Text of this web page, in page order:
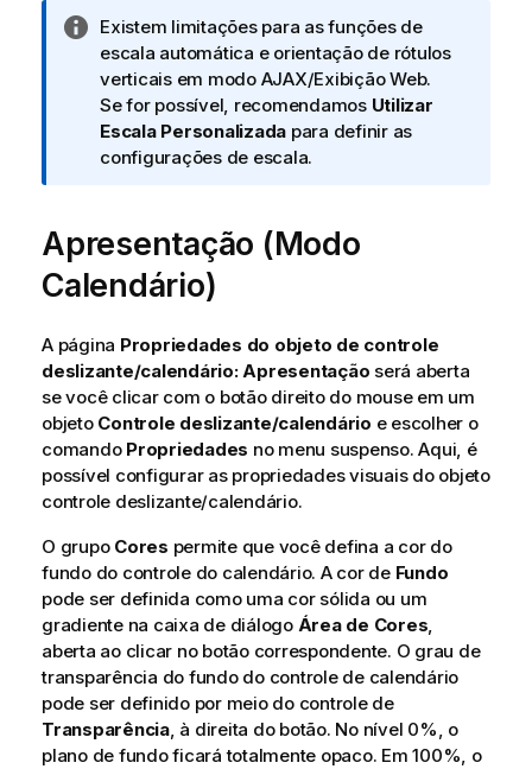
N
o
t
a
i
n
r
m
a
i
v
a
Existem limitações para as funções de
escala automática e orientação de rótulos
verticais em modo AJAX/Exibição Web.
Se for possível, recomendamos Utilizar
Escala Personalizada para definir as
configurações de escala.
Apresentação (Modo
Calendário)
A página Propriedades do objeto de controle
deslizante/calendário: Apresentação será aberta
se você clicar com o botão direito do mouse em um
objeto Controle deslizante/calendário e escolher o
comando Propriedades no menu suspenso. Aqui, é
possível configurar as propriedades visuais do objeto
controle deslizante/calendário.
O grupo Cores permite que você defina a cor do
fundo do controle do calendário. A cor de Fundo
pode ser definida como uma cor sólida ou um
gradiente na caixa de diálogo Área de Cores,
aberta ao clicar no botão correspondente. O grau de
transparência do fundo do controle de calendário
pode ser definido por meio do controle de
Transparência, à direita do botão. No nível 0%, o
plano de fundo ficará totalmente opaco. Em 100%, o